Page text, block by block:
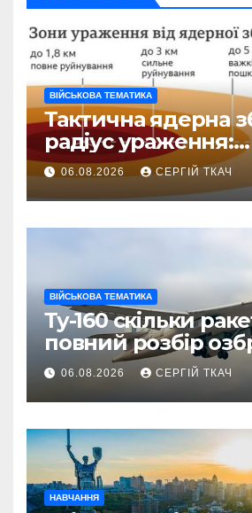
ВІЙСЬКОВА ТЕМАТИКА
Тактична ядерна
радіус ураження:
детальний розбір
знищення
06.08.2026 СЕРГІЙ ТКАЧ
ВІЙСЬКОВА ТЕМАТИКА
Ту-160 скільки
повний розбір
стратегічного
бомбардувальника
06.08.2026 СЕРГІЙ ТКАЧ
НАВЧАННЯ